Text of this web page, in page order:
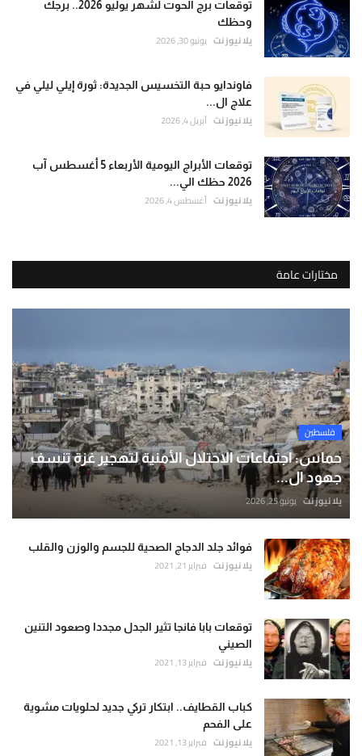
توقعات برج الحوت لشهر يوليو 2026.. برجك
وحظك
يلا نيوز نت يونيو 30, 2026
فاوندايو حبة التخسيس الجديدة: ثورة إيلي ليلي في
علاج ال...
يلا نيوز نت أبريل 4, 2026
توقعات الأبراج اليومية الأربعاء 5 أغسطس آب
2026 حظك الي...
يلا نيوز نت أغسطس 4, 2026
مختارات عامة
فلسطين
حماس: اجتماعات الاحتلال الأمنية لتهجير غزة تنسف
جهود ال...
يلا نيوز نت يونيو 25, 2026
فوائد جلد الدجاج الصحية للجسم والوزن والقلب
يلا نيوز نت فبراير 21, 2021
توقعات بابا فانجا تثير الجدل مجددا وصعود التنين
الصيني
يلا نيوز نت فبراير 13, 2021
كباب القطايف.. ابتكار تركي جديد لحلويات مشوية
على الفحم
يلا نيوز نت فبراير 13, 2021